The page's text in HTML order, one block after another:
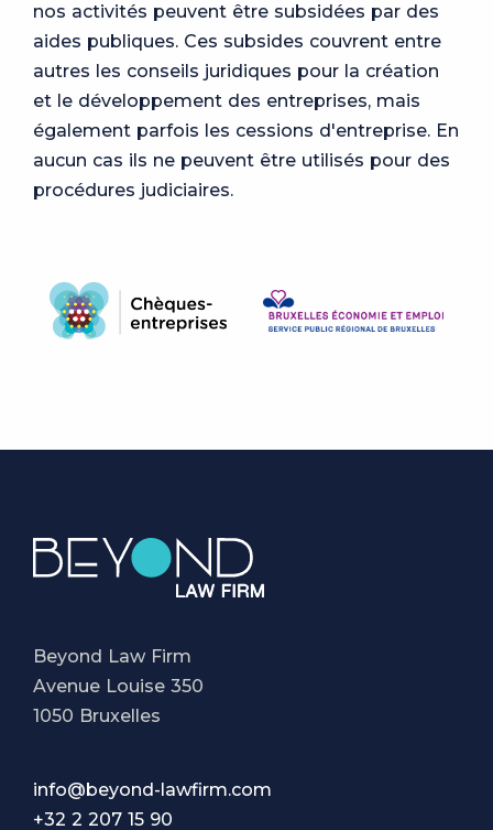
nos activités peuvent être subsidées par des
aides publiques. Ces subsides couvrent entre
autres les conseils juridiques pour la création
et le développement des entreprises, mais
également parfois les cessions d'entreprise. En
aucun cas ils ne peuvent être utilisés pour des
procédures judiciaires.
Beyond Law Firm
Avenue Louise 350
1050 Bruxelles
info@beyond-lawfirm.com
+32 2 207 15 90